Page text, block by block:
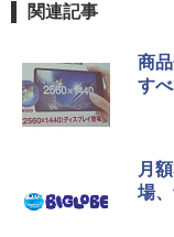
関連記事
商
す
月
場